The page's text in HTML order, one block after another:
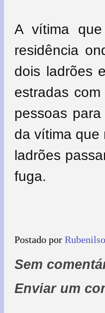
A vítima
residência
dois ladrões
estradas
pessoas
da vítima que
ladrões
fuga.
Postado por
Sem
Enviar um